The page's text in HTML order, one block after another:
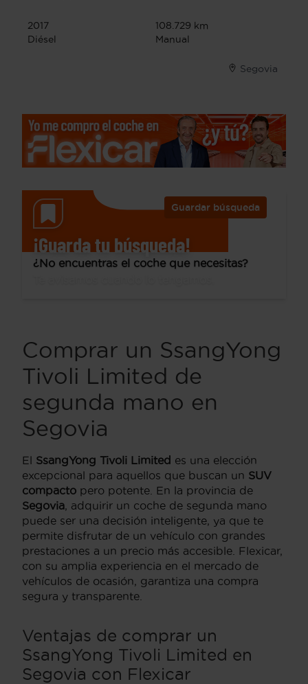
2017
108.729 km
Diésel
Manual
Segovia
Guardar búsqueda
¡Guarda tu búsqueda!
¿No encuentras el coche que necesitas?
Comprar un SsangYong
Tivoli Limited de
segunda mano en
Segovia
El SsangYong Tivoli Limited es una elección
excepcional para aquellos que buscan un SUV
compacto pero potente. En la provincia de
Segovia, adquirir un coche de segunda mano
puede ser una decisión inteligente, ya que te
permite disfrutar de un vehículo con grandes
prestaciones a un precio más accesible. Flexicar,
con su amplia experiencia en el mercado de
vehículos de ocasión, garantiza una compra
segura y transparente.
Ventajas de comprar un
SsangYong Tivoli Limited en
Segovia con Flexicar